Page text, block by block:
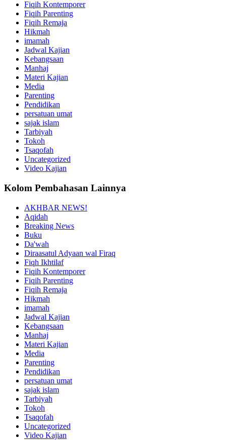
Fiqih Kontemporer
Fiqih Parenting
Fiqih Remaja
Hikmah
imamah
Jadwal Kajian
Kebangsaan
Manhaj
Materi Kajian
Media
Parenting
Pendidikan
persatuan umat
sajak islam
Tarbiyah
Tokoh
Tsaqofah
Uncategorized
Video Kajian
Kolom Pembahasan Lainnya
AKHBAR NEWS!
Aqidah
Breaking News
Buku
Da'wah
Diraasatul Adyaan wal Firaq
Fiqh Ikhtilaf
Fiqih Kontemporer
Fiqih Parenting
Fiqih Remaja
Hikmah
imamah
Jadwal Kajian
Kebangsaan
Manhaj
Materi Kajian
Media
Parenting
Pendidikan
persatuan umat
sajak islam
Tarbiyah
Tokoh
Tsaqofah
Uncategorized
Video Kajian